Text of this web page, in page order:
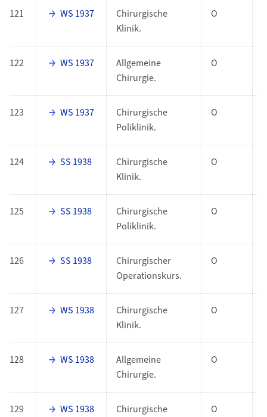
121 WS 1937
Chirurgische
Klinik.
O
122 WS 1937
Allgemeine
Chirurgie.
O
123 WS 1937
Chirurgische
Poliklinik.
O
124 SS 1938
Chirurgische
Klinik.
O
125 SS 1938
Chirurgische
Poliklinik.
O
126 SS 1938
Chirurgischer
Operationskurs.
O
127 WS 1938
Chirurgische
Klinik.
O
128 WS 1938
Allgemeine
Chirurgie.
O
129 WS 1938
Chirurgische
O